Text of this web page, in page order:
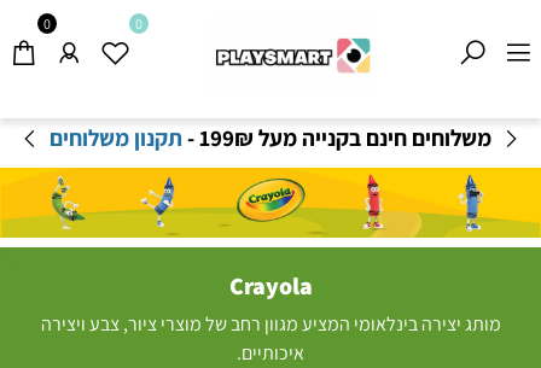
שירות המשלוחים פעיל- ייתכנו זמני אספקה
מהרגיל-בהתאם לתקנון!
0 0
Crayola
מותג יצירה בינלאומי המציע מגוון רחב של מוצרי ציור, צבע ויצירה
איכותיים.